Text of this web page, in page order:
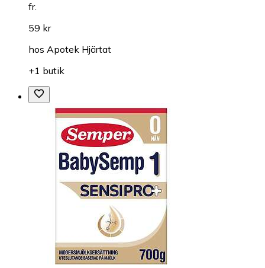
fr.
59 kr
hos Apotek Hjärtat
+1 butik